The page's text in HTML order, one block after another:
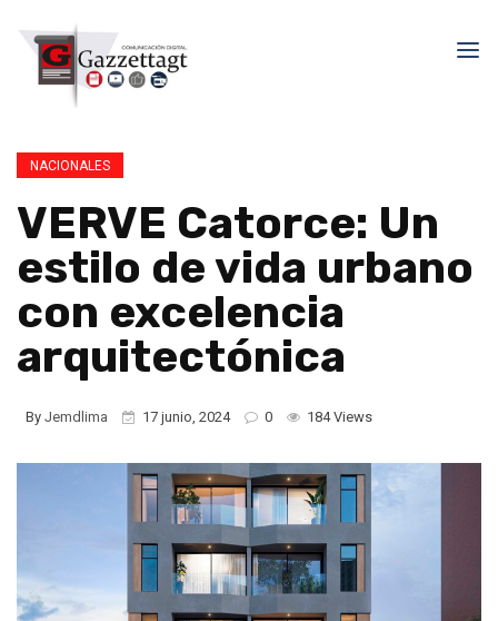
NACIONALES
VERVE Catorce: Un
estilo de vida urbano
con excelencia
arquitectónica
By Jemdlima 17 junio, 2024 0 184 Views